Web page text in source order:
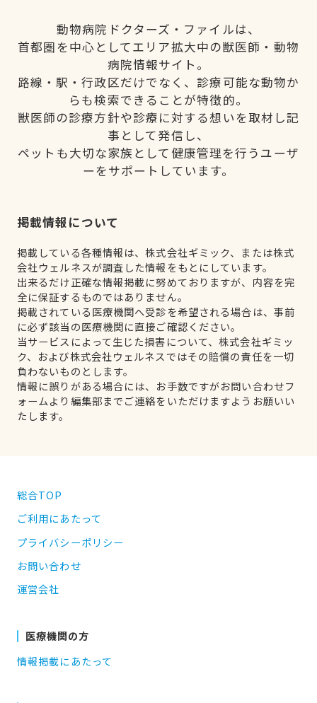
動物病院ドクターズ・ファイルは、
首都圏を中心としてエリア拡大中の獣医師・動物
病院情報サイト。
路線・駅・行政区だけでなく、診療可能な動物か
らも検索できることが特徴的。
獣医師の診療方針や診療に対する想いを取材し記
事として発信し、
ペットも大切な家族として健康管理を行うユーザ
ーをサポートしています。
掲載情報について
掲載している各種情報は、株式会社ギミック、または株式
会社ウェルネスが調査した情報をもとにしています。
出来るだけ正確な情報掲載に努めておりますが、内容を完
全に保証するものではありません。
掲載されている医療機関へ受診を希望される場合は、事前
に必ず該当の医療機関に直接ご確認ください。
当サービスによって生じた損害について、株式会社ギミッ
ク、および株式会社ウェルネスではその賠償の責任を一切
負わないものとします。
情報に誤りがある場合には、お手数ですがお問い合わせフ
ォームより編集部までご連絡をいただけますようお願いい
たします。
総合TOP
ご利用にあたって
プライバシーポリシー
お問い合わせ
運営会社
医療機関の方
情報掲載にあたって